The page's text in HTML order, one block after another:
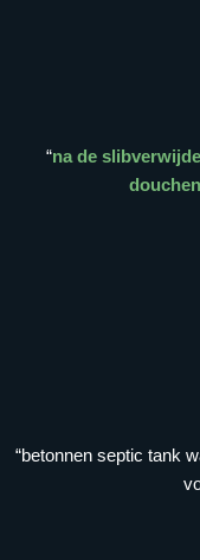
“na de
“betonnen septic tank